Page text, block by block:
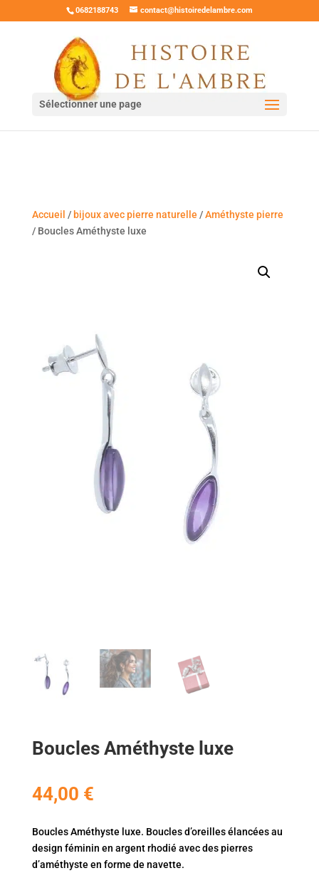
0682188743 contact@histoiredelambre.com
Sélectionner une page
Accueil / bijoux avec pierre naturelle /Améthyste pierre
/ Boucles Améthyste luxe
Boucles Améthyste luxe
44,00 €
Boucles Améthyste luxe. Boucles d’oreilles élancées au
design féminin en argent rhodié avec des pierres
d’améthyste en forme de navette.